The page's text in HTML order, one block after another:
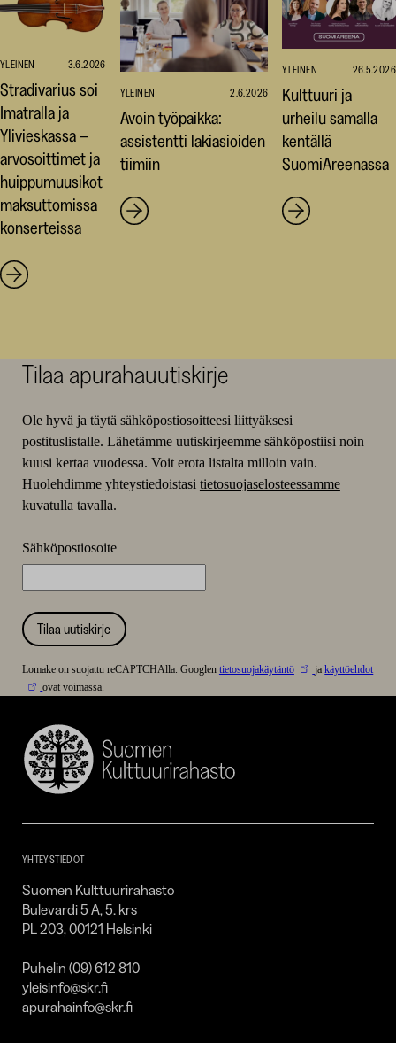
YLEINEN 3.6.2026
Stradivarius soi
Imatralla ja
Ylivieskassa –
arvosoittimet ja
huippumuusikot
maksuttomissa
konserteissa
YLEINEN 2.6.2026
Avoin työpaikka:
assistentti lakiasioiden
tiimiin
YLEINEN 26.5.2026
Kulttuuri ja
urheilu samalla
kentällä
SuomiAreenassa
Tilaa apurahauutiskirje
Ole hyvä ja täytä sähköpostiosoitteesi liittyäksesi
postituslistalle. Lähetämme uutiskirjeemme sähköpostiisi noin
kuusi kertaa vuodessa. Voit erota listalta milloin vain.
Huolehdimme yhteystiedoistasi tietosuojaselosteessamme
kuvatulla tavalla.
Sähköpostiosoite
Tilaa uutiskirje
Lomake on suojattu reCAPTCHAlla. Googlen tietosuojakäytäntö jakäyttöehdot
ovat voimassa.
Suomen
Kulttuurirahasto
YHTEYSTIEDOT
Suomen Kulttuurirahasto
Bulevardi 5 A, 5. krs
PL 203, 00121 Helsinki
Puhelin (09) 612 810
yleisinfo@skr.fi
apurahainfo@skr.fi